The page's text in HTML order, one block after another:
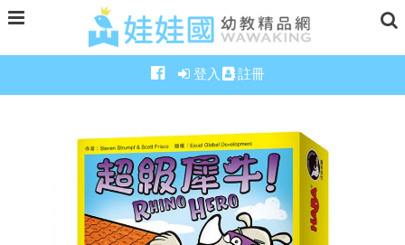
登入 註冊